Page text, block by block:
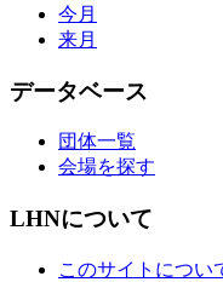
今月
来月
データベース
団体一覧
会場を探す
LHNについて
このサイトについ